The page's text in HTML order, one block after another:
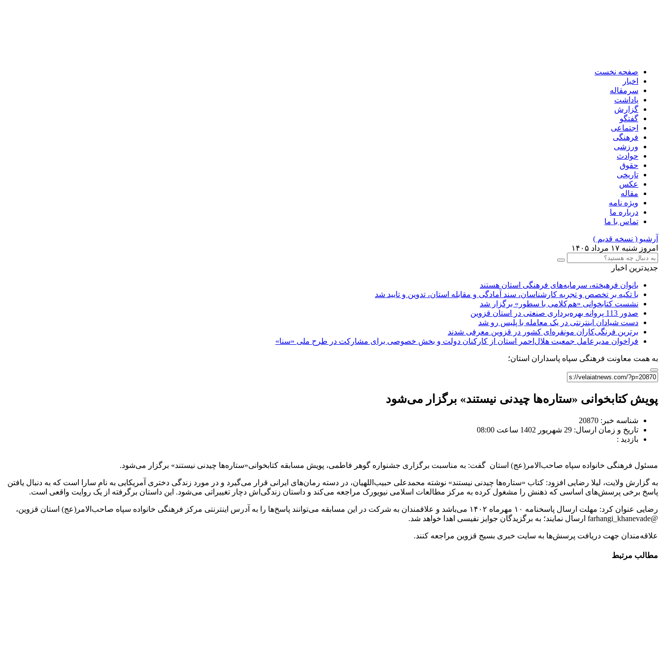
صفحه نخست
اخبار
سرمقاله
یاداشت
گزارش
گفتگو
اجتماعی
فرهنگی
ورزشی
حوادث
حقوق
تاریخی
عکس
مقاله
ویژه نامه
درباره ما
تماس با ما
آرشیو ( نسخه قدیم )
امروز شنبه ۱۷ مرداد ۱۴۰۵
جدیدترین اخبار
بانوان فرهیخته، سرمایه‌های فرهنگی استان هستند
با تکیه بر تخصص و تجربه کارشناسان، سند آمادگی و مقابله استان، تدوین و تایید شد
نشست کتابخوانی «هم‌کلامی با سطور» برگزار شد
صدور 113 پروانه بهره‌برداری صنعتی در استان قزوین
دست شیادان اینترنتی در یک معامله با پلیس رو شد
برترین فرنگی‌کاران مونقره‌ای کشور در قزوین معرفی شدند
فراخوان مدیرعامل جمعیت هلال‌احمر استان از کارکنان دولت و بخش خصوصی برای مشارکت در طرح ملی «سنا»
به همت معاونت فرهنگی سپاه پاسداران استان؛
پویش کتابخوانی «ستاره‌ها چیدنی نیستند» برگزار می‌شود
شناسه خبر: 20870
تاریخ و زمان ارسال: 29 شهریور 1402 ساعت 08:00
بازدید :
مسئول فرهنگی خانواده سپاه صاحب‌الامر(عج) استان گفت: به مناسبت برگزاری جشنواره گوهر فاطمی، پویش مسابقه کتابخوانی«ستاره‌ها چیدنی نیستند» برگزار می‌شود.
به گزارش ولایت، لیلا رضایی افزود: کتاب «ستاره‌ها چیدنی نیستند» نوشته محمدعلی حبیب‌اللهیان، در دسته‌ رمان‌های ایرانی قرار می‌گیرد و در مورد‌ زندگی دختری آمریکایی به نام سارا است که به دنبال یافتن
پاسخ برخی پرسش‌های اساسی که ذهنش را مشغول کرده به مرکز مطالعات اسلامی نیویورک مراجعه می‌کند و داستان زندگی‌اش دچار تغییراتی می‌شود. این داستان برگرفته از یک روایت واقعی است.
رضایی عنوان کرد: مهلت ارسال پاسخنامه ۱۰ مهرماه ۱۴۰۲ می‌باشد و علاقمندان به شرکت در این مسابقه می‌توانند پاسخ‌ها را به آدرس اینترنتی مرکز فرهنگی خانواده سپاه صاحب‌الامر(عج) استان قزوین،
@farhangi_khanevade ارسال نمایند؛ به برگزیدگان جوایز نفیسی اهدا خواهد شد.
علاقه‌مندان جهت دریافت پرسش‌ها به سایت خبری بسیج قزوین مراجعه کنند.
مطالب مرتبط